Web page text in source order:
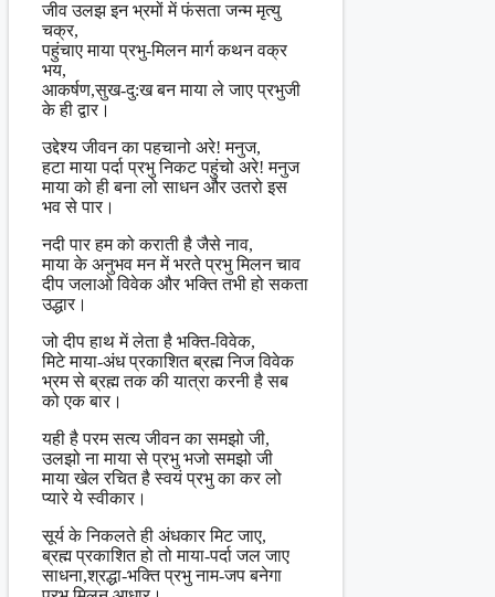
जीव उलझ इन भ्रमों में फंसता जन्म मृत्यु
चक्र,
पहुंचाए माया प्रभु-मिलन मार्ग कथन वक्र
भय,
आकर्षण,सुख-दु:ख बन माया ले जाए प्रभुजी
के ही द्वार।
उद्देश्य जीवन का पहचानो अरे! मनुज,
हटा माया पर्दा प्रभु निकट पहुंचो अरे! मनुज
माया को ही बना लो साधन और उतरो इस
भव से पार।
नदी पार हम को कराती है जैसे नाव,
माया के अनुभव मन में भरते प्रभु मिलन चाव
दीप जलाओ विवेक और भक्ति तभी हो सकता
उद्धार।
जो दीप हाथ में लेता है भक्ति-विवेक,
मिटे माया-अंध प्रकाशित ब्रह्म निज विवेक
भ्रम से ब्रह्म तक की यात्रा करनी है सब
को एक बार।
यही है परम सत्य जीवन का समझो जी,
उलझो ना माया से प्रभु भजो समझो जी
माया खेल रचित है स्वयं प्रभु का कर लो
प्यारे ये स्वीकार।
सूर्य के निकलते ही अंधकार मिट जाए,
ब्रह्म प्रकाशित हो तो माया-पर्दा जल जाए
साधना,श्रद्धा-भक्ति प्रभु नाम-जप बनेगा